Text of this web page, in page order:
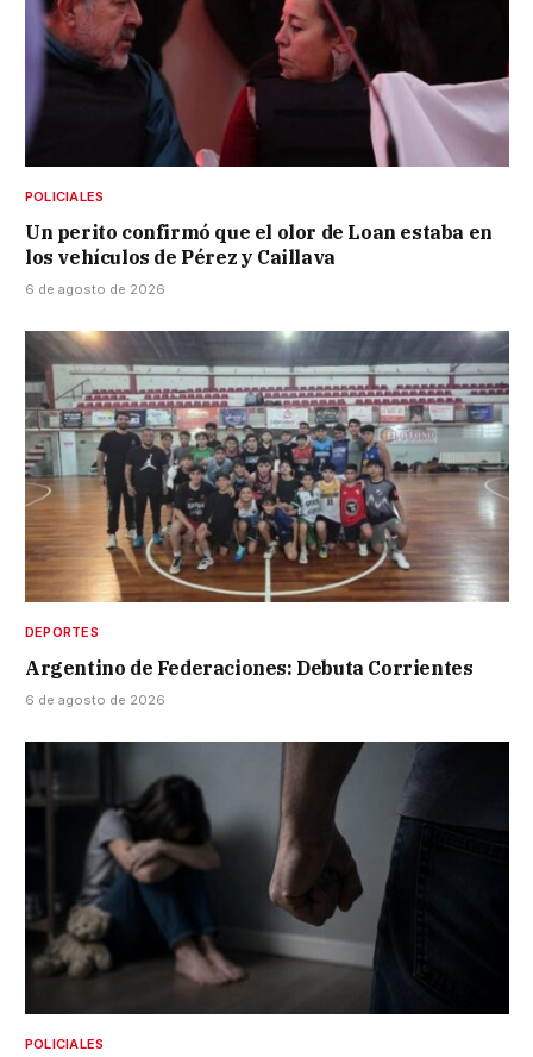
POLICIALES
Un perito confirmó que el olor de Loan estaba en
los vehículos de Pérez y Caillava
6 de agosto de 2026
DEPORTES
Argentino de Federaciones: Debuta Corrientes
6 de agosto de 2026
POLICIALES